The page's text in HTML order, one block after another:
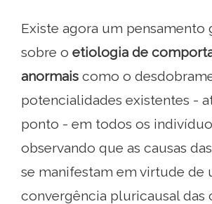
Existe agora um pensamento
sobre o etiologia de
anormais como o
potencialidades existentes -
ponto - em todos os
observando que as causas
se manifestam em virtude de
convergência pluricausal das